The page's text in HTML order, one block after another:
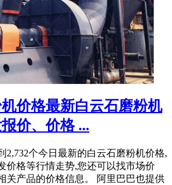
价格最新白云石磨粉机
价、价格 ...
2,732个今日最新的白云石磨粉机价格,
价格等行情走势,您还可以找市场价
关产品的价格信息。 阿里巴巴也提供